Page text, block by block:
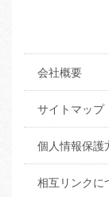
会社概要
サイトマップ
個人情報保護
相互リンクに